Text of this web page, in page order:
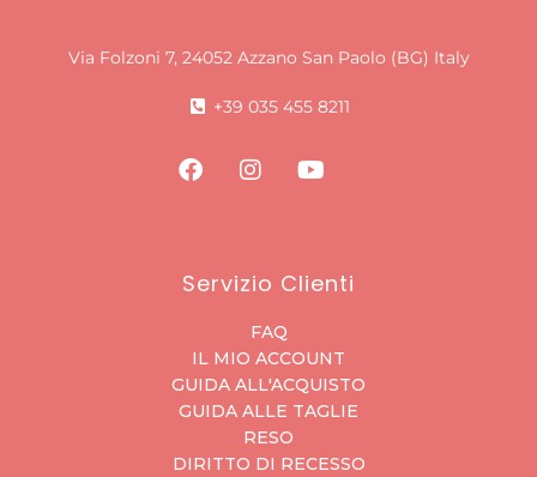
Via Folzoni 7, 24052 Azzano San Paolo (BG) Italy
+39 035 455 8211
Servizio Clienti
FAQ
IL MIO ACCOUNT
GUIDA ALL'ACQUISTO
GUIDA ALLE TAGLIE
RESO
DIRITTO DI RECESSO